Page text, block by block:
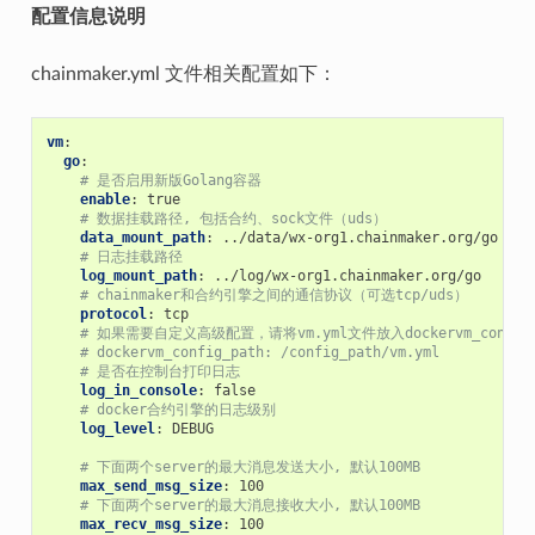
配置信息说明
chainmaker.yml 文件相关配置如下：
vm:
go:
# 是否启用新版Golang容器
enable:
true
# 数据挂载路径, 包括合约、sock文件（uds）
data_mount_path:
../data/wx-org1.chainmaker.org/go
# 日志挂载路径
log_mount_path:
../log/wx-org1.chainmaker.org/go
# chainmaker和合约引擎之间的通信协议（可选tcp/uds）
protocol :
tcp
# 如果需要自定义高级配置，请将vm.yml文件放入
# dockervm_config_path: /config_path/vm.yml
# 是否在控制台打印日志
log_in_console:
false
# docker合约引擎的日志级别
log_level : DEBUG
# 下面两个server的最大消息发送大小, 默认100MB
max_send_msg_size:
100
# 下面两个server的最大消息接收大小, 默认100MB
max_recv_msg_size:
100